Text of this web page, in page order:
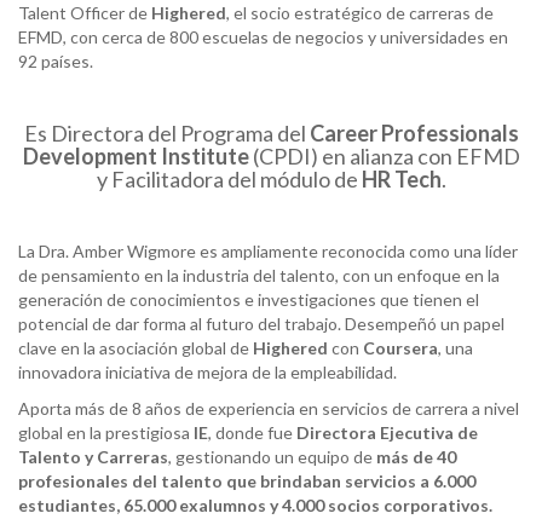
Talent Officer de Highered, el socio estratégico de carreras de
EFMD, con cerca de 800 escuelas de negocios y universidades en
92 países.
Es Directora del Programa del Career Professionals
Development Institute(CPDI) en alianza con EFMD
y Facilitadora del módulo de HRTech.
La Dra. Amber Wigmore es ampliamente reconocida como una líder
de pensamiento en la industria del talento, con un enfoque en la
generación de conocimientos e investigaciones que tienen el
potencial de dar forma al futuro del trabajo. Desempeñó un papel
clave en la asociación global de Highered con Coursera, una
innovadora iniciativa de mejora de la empleabilidad.
Aporta más de 8 años de experiencia en servicios de carrera a nivel
global en la prestigiosa IE, donde fue Directora Ejecutiva de
Talento y Carreras, gestionando un equipo de más de 40
profesionales del talento que brindaban servicios a 6.000
estudiantes, 65.000 exalumnos y 4.000 socios corporativos.